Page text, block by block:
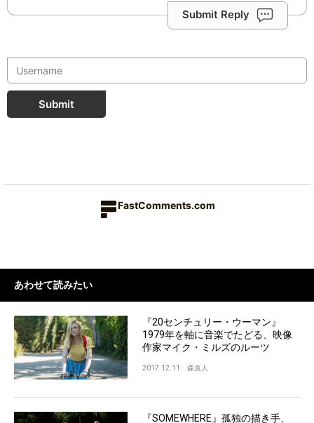
Submit Reply
Submit
FastComments.com
あわせて読みたい
『20センチュリー・ウーマン』
1979年を軸に音楽でたどる、映像
作家マイク・ミルズのルーツ
2017.12.11 森直人
『SOMEWHERE』孤独の描き手、